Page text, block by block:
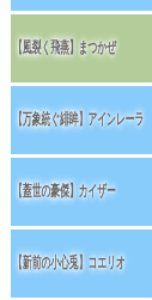
【風裂く飛燕】まつかぜ
【万象統ぐ緋眸】アインレーラ
【蓋世の豪傑】カイザー
【新前の小心兎】コエリオ